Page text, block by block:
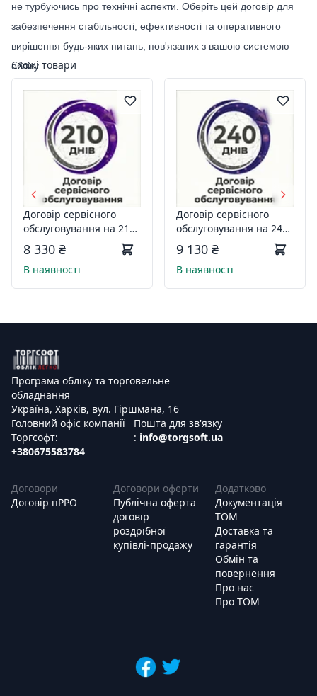
не турбуючись про технічні аспекти. Оберіть цей договір для
забезпечення стабільності, ефективності та оперативного
вирішення будь-яких питань, пов'язаних з вашою системою
обліку.
Схожі товари
Договір сервісного
обслуговування на 210
днів
8 330 ₴
В наявності
Договір сервісного
обслуговування на 240
днів
9 130 ₴
В наявності
Програма обліку та торговельне
обладнання
Україна, Харків, вул. Гіршмана, 16
Головний офіс компанії
Торгсофт:
+380675583784
Пошта для зв'язку
: info@torgsoft.ua
Договори
Договір пРРО
Договори оферти
Публічна оферта
договір
роздрібної
купівлі-продажу
Додатково
Документація
ТОМ
Доставка та
гарантія
Обмін та
повернення
Про нас
Про ТОМ